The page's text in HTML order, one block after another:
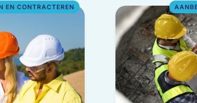
op
de
productpagina
EN CONTRACTEREN